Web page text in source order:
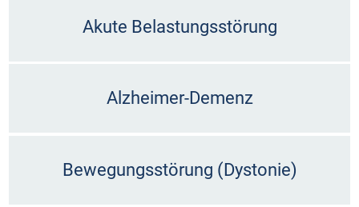
Akute Belastungsstörung
Alzheimer-Demenz
Bewegungsstörung (Dystonie)